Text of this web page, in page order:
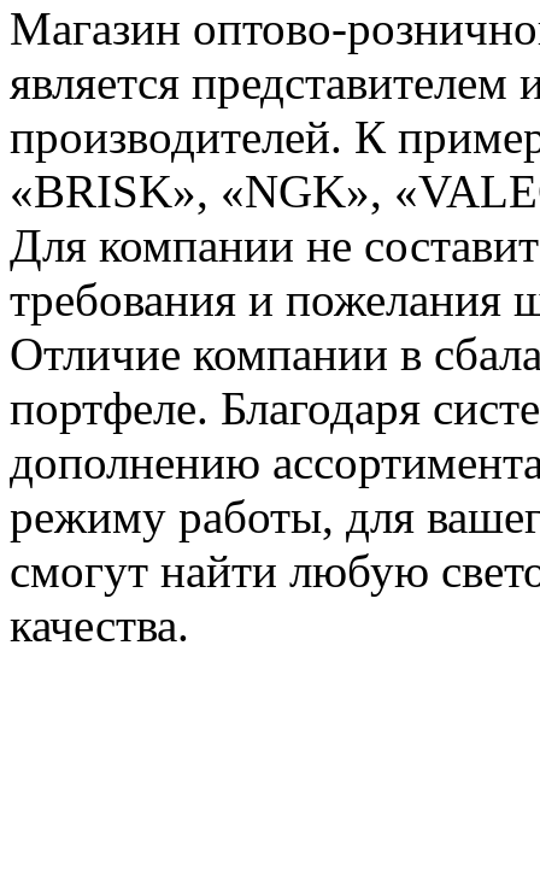
Магазин оптово-
является
производителей. К
«BRISK», «NGK»,
Для компании не
требования и пожелания
Отличие компании в
портфеле. Благодаря
дополнению
режиму работы, для
смогут найти любую
качества.